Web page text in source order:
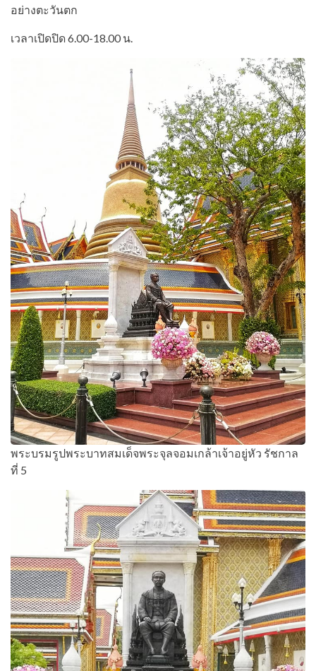
อย่างตะวันตก
เวลาเปิดปิด 6.00-18.00 น.
พระบรมรูปพระบาทสมเด็จพระจุลจอมเกล้าเจ้าอยู่หัว รัชกาล
ที่ 5